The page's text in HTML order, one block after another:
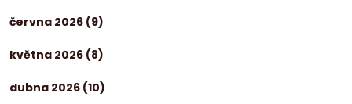
června 2026 (9)
května 2026 (8)
dubna 2026 (10)